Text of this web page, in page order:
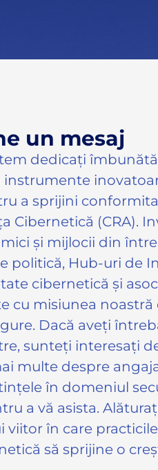
un mesaj
dedicați
a sprijini
Cibernetică (CRA).
și mijlocii din
politică, Hub-uri de
cibernetică și
cu misiunea noastră
Dacă aveți
sunteți interesați
multe despre
în domeniul
a vă asista.
viitor în care
să sprijine o